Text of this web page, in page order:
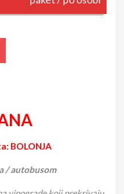
BOLONJA
/ autobusom